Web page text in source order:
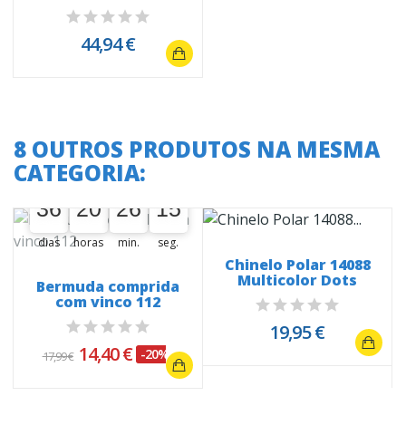
Lego
44,94 €
8 OUTROS PRODUTOS NA MESMA
CATEGORIA:
A oferta termina em:
36
36
00
dias
20
20
00
horas
26
26
00
min.
14
14
15
seg.
Bermuda comprida
com vinco 112
17,99 € 14,40 € -20%
Chinelo Polar 14088
Multicolor Dots
19,95 €